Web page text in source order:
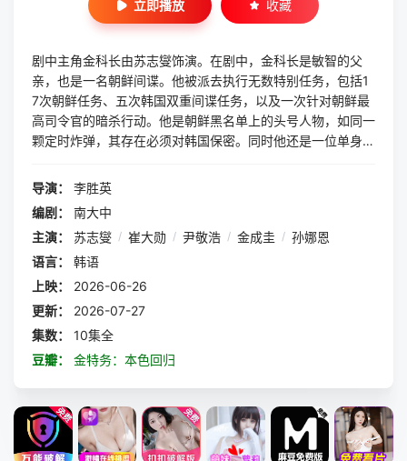
立即播放 收藏
剧中主角金科长由苏志燮饰演。在剧中，金科长是敏智的父
亲，也是一名朝鲜间谍。他被派去执行无数特别任务，包括1
7次朝鲜任务、五次韩国双重间谍任务，以及一次针对朝鲜最
高司令官的暗杀行动。他是朝鲜黑名单上的头号人物，如同一
颗定时炸弹，其存在必须对韩国保密。同时他还是一位单身父
作，过着平凡的生活。
导演：
李胜英
编剧：
南大中
主演：
苏志燮 / 崔大勋 / 尹敬浩 / 金成圭 / 孙娜恩
语言：
韩语
上映：
2026-06-26
更新：
2026-07-27
集数：
10集全
豆瓣：
金特务：本色回归